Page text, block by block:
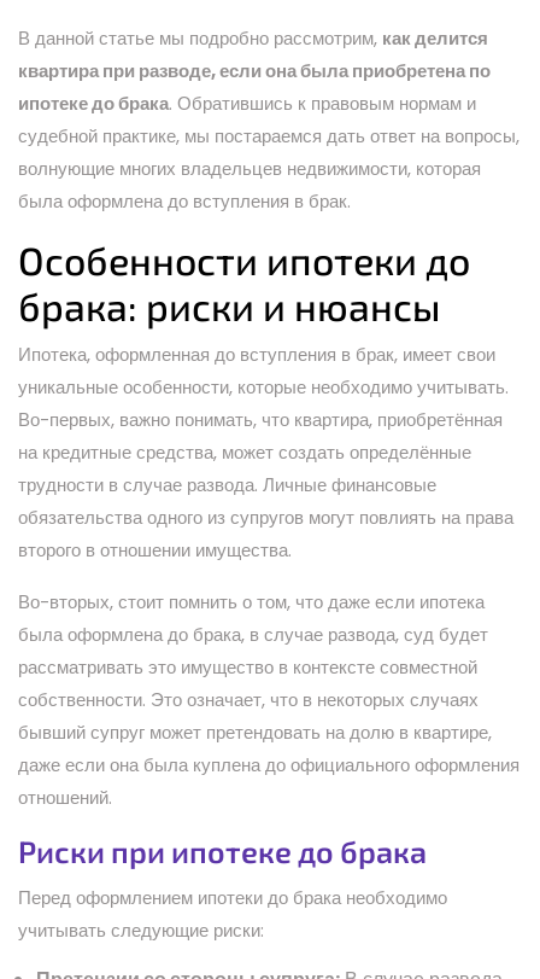
В данной статье мы подробно рассмотрим, как делится
квартира при разводе, если она была приобретена по
ипотеке до брака. Обратившись к правовым нормам и
судебной практике, мы постараемся дать ответ на вопросы,
волнующие многих владельцев недвижимости, которая
была оформлена до вступления в брак.
Особенности ипотеки до
брака: риски и нюансы
Ипотека, оформленная до вступления в брак, имеет свои
уникальные особенности, которые необходимо учитывать.
Во-первых, важно понимать, что квартира, приобретённая
на кредитные средства, может создать определённые
трудности в случае развода. Личные финансовые
обязательства одного из супругов могут повлиять на права
второго в отношении имущества.
Во-вторых, стоит помнить о том, что даже если ипотека
была оформлена до брака, в случае развода, суд будет
рассматривать это имущество в контексте совместной
собственности. Это означает, что в некоторых случаях
бывший супруг может претендовать на долю в квартире,
даже если она была куплена до официального оформления
отношений.
Риски при ипотеке до брака
Перед оформлением ипотеки до брака необходимо
учитывать следующие риски: